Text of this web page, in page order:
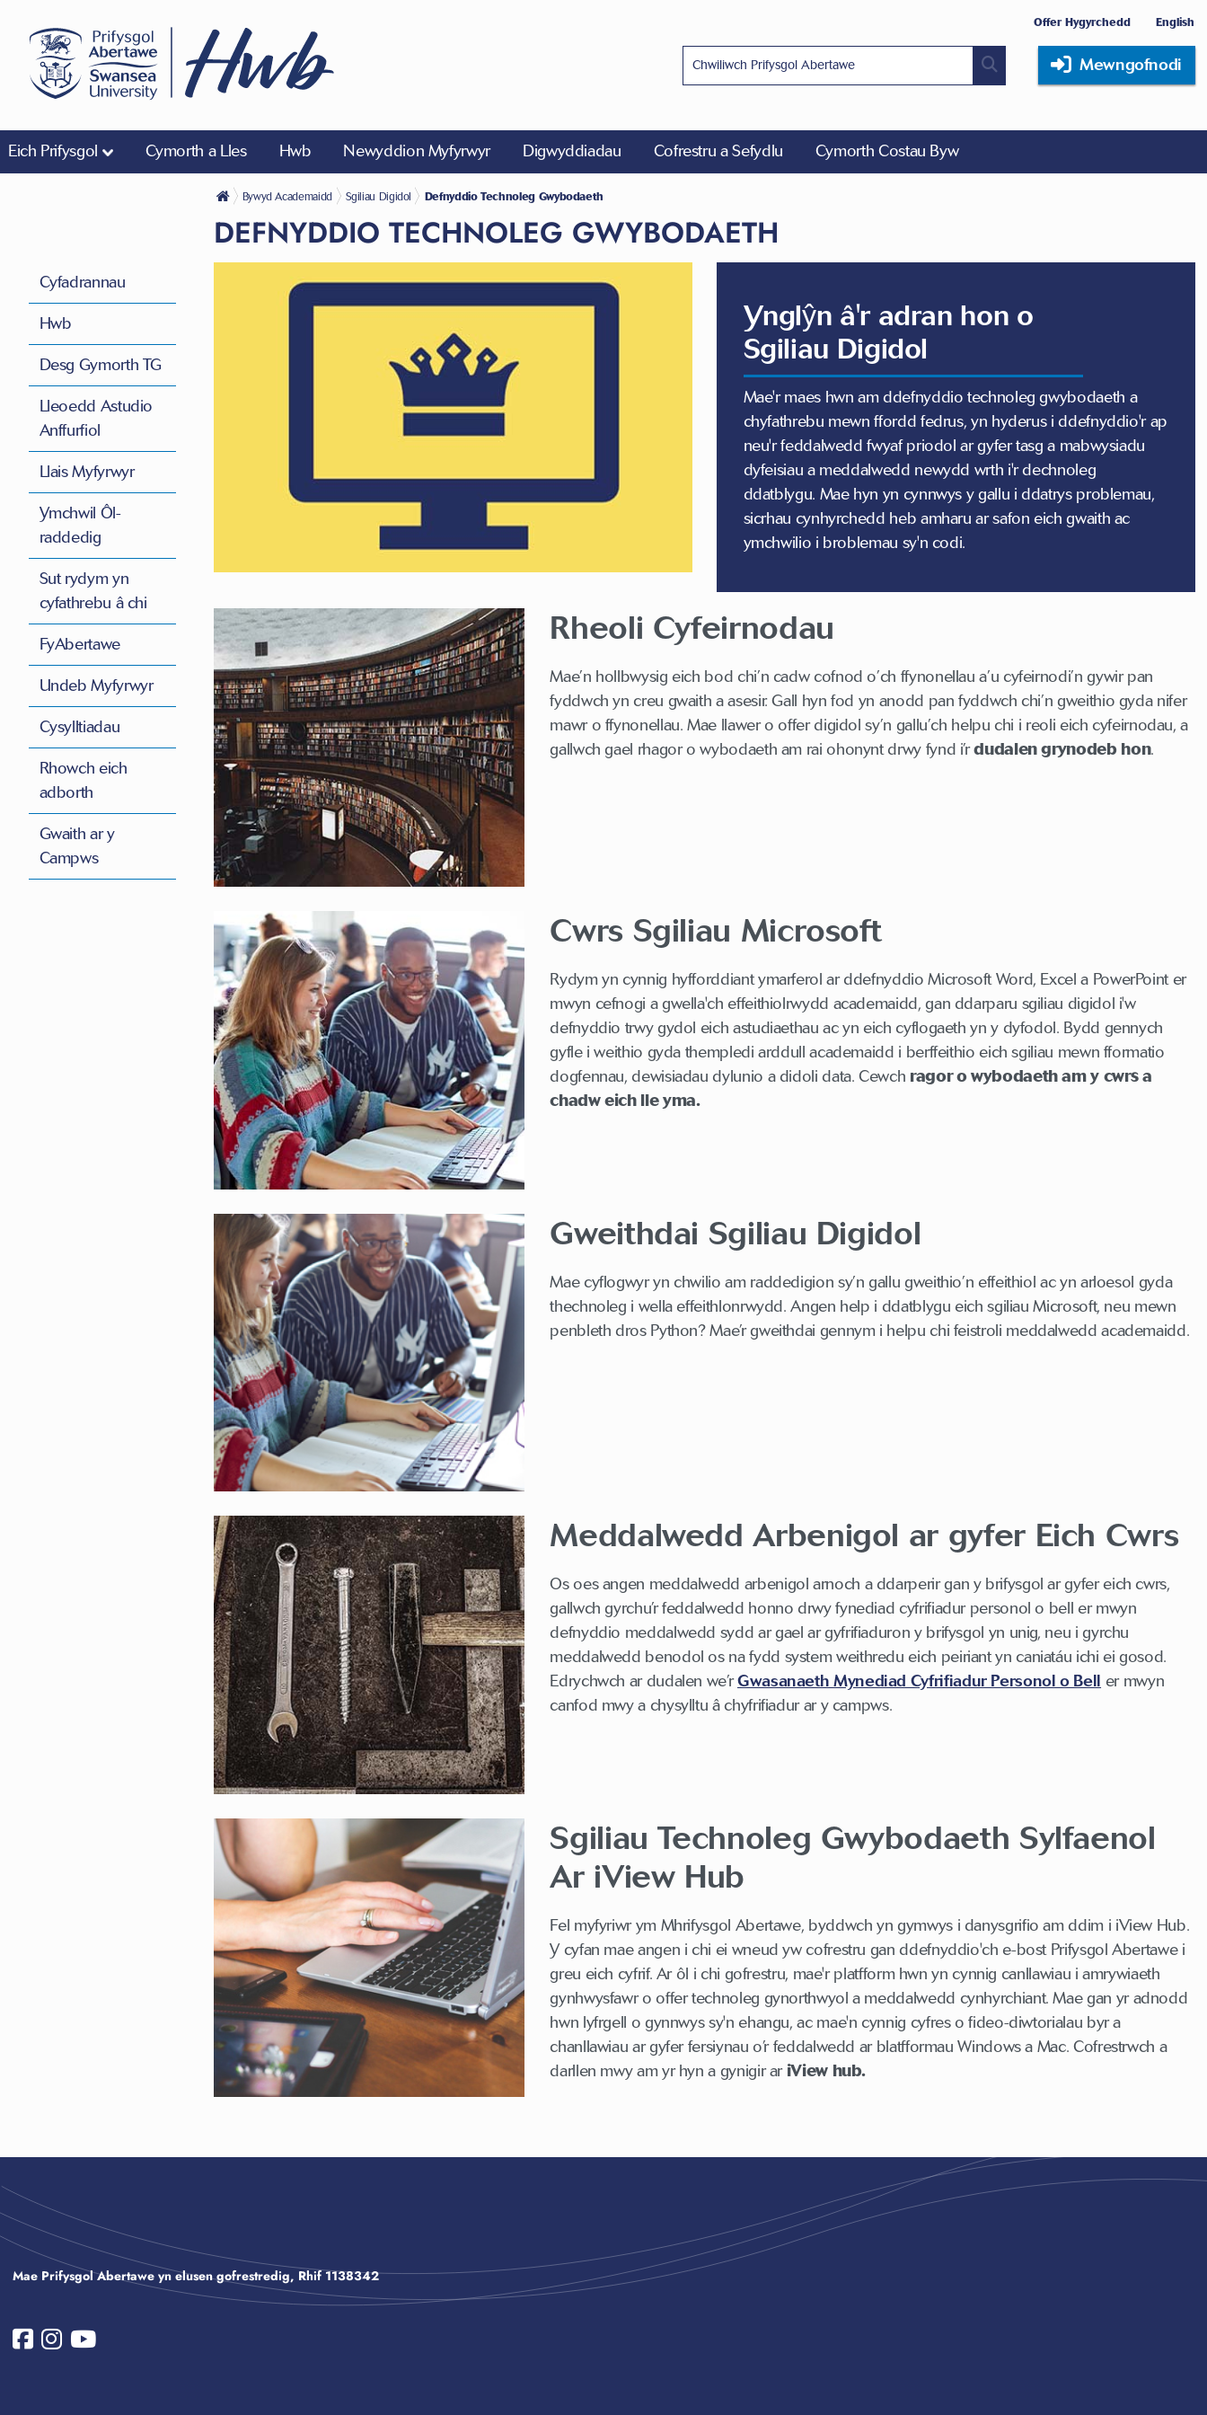
Offer Hygyrchedd English
Mewngofnodi
Eich Prifysgol Cymorth a Lles Hwb Newyddion Myfyrwyr Digwyddiadau Cofrestru a Sefydlu Cymorth Costau Byw
Bywyd Academaidd Sgiliau Digidol Defnyddio Technoleg Gwybodaeth
DEFNYDDIO TECHNOLEG GWYBODAETH
Ynglŷn â'r adran hon o
Sgiliau Digidol
Mae'r maes hwn am ddefnyddio technoleg gwybodaeth a
chyfathrebu mewn ffordd fedrus, yn hyderus i ddefnyddio'r ap
neu'r feddalwedd fwyaf priodol ar gyfer tasg a mabwysiadu
dyfeisiau a meddalwedd newydd wrth i'r dechnoleg
ddatblygu. Mae hyn yn cynnwys y gallu i ddatrys problemau,
sicrhau cynhyrchedd heb amharu ar safon eich gwaith ac
ymchwilio i broblemau sy'n codi.
Rheoli Cyfeirnodau
Mae’n hollbwysig eich bod chi’n cadw cofnod o’ch ffynonellau a’u cyfeirnodi’n gywir pan
fyddwch yn creu gwaith a asesir. Gall hyn fod yn anodd pan fyddwch chi’n gweithio gyda nifer
mawr o ffynonellau. Mae llawer o offer digidol sy’n gallu’ch helpu chi i reoli eich cyfeirnodau, a
gallwch gael rhagor o wybodaeth am rai ohonynt drwy fynd i’rdudalen grynodeb hon.
Cwrs Sgiliau Microsoft
Rydym yn cynnig hyfforddiant ymarferol ar ddefnyddio Microsoft Word, Excel a PowerPoint er
mwyn cefnogi a gwella'ch effeithiolrwydd academaidd, gan ddarparu sgiliau digidol i'w
defnyddio trwy gydol eich astudiaethau ac yn eich cyflogaeth yn y dyfodol. Bydd gennych
gyfle i weithio gyda thempledi arddull academaidd i berffeithio eich sgiliau mewn fformatio
dogfennau, dewisiadau dylunio a didoli data. Cewch ragor o wybodaeth am y cwrs a
chadw eich lle yma.
Gweithdai Sgiliau Digidol
Mae cyflogwyr yn chwilio am raddedigion sy’n gallu gweithio’n effeithiol ac yn arloesol gyda
thechnoleg i wella effeithlonrwydd. Angen help i ddatblygu eich sgiliau Microsoft, neu mewn
penbleth dros Python?Mae’r gweithdai gennym i helpu chi feistroli meddalwedd academaidd.
Meddalwedd Arbenigol ar gyfer Eich Cwrs
Os oes angen meddalwedd arbenigol arnoch a ddarperir gan y brifysgol ar gyfer eich cwrs,
gallwch gyrchu’r feddalwedd honno drwy fynediad cyfrifiadur personol o bell er mwyn
defnyddio meddalwedd sydd ar gael ar gyfrifiaduron y brifysgol yn unig, neu i gyrchu
meddalwedd benodol os na fydd system weithredu eich peiriant yn caniatáu ichi ei gosod.
Edrychwch ar dudalen we’rGwasanaeth Mynediad Cyfrifiadur Personol o Bell er mwyn
canfod mwy a chysylltu â chyfrifiadur ar y campws.
Sgiliau Technoleg Gwybodaeth Sylfaenol
Ar iView Hub
Fel myfyriwr ym Mhrifysgol Abertawe, byddwch yn gymwys i danysgrifio am ddim i iView Hub.
Y cyfan mae angen i chi ei wneud yw cofrestru gan ddefnyddio'ch e-bost Prifysgol Abertawe i
greu eich cyfrif. Ar ôl i chi gofrestru, mae'r platfform hwn yn cynnig canllawiau i amrywiaeth
gynhwysfawr o offer technoleg gynorthwyol a meddalwedd cynhyrchiant. Mae gan yr adnodd
hwn lyfrgell o gynnwys sy'n ehangu, ac mae'n cynnig cyfres o fideo-diwtorialau byr a
chanllawiau ar gyfer fersiynau o’r feddalwedd ar blatfformau Windows a Mac. Cofrestrwch a
darllen mwy am yr hyn a gynigir ar iView hub.
Cyfadrannau
Hwb
Desg Gymorth TG
Lleoedd Astudio
Anffurfiol
Llais Myfyrwyr
Ymchwil Ôl-
raddedig
Sut rydym yn
cyfathrebu â chi
FyAbertawe
Undeb Myfyrwyr
Cysylltiadau
Rhowch eich
adborth
Gwaith ar y
Campws
Mae Prifysgol Abertawe yn elusen gofrestredig, Rhif 1138342